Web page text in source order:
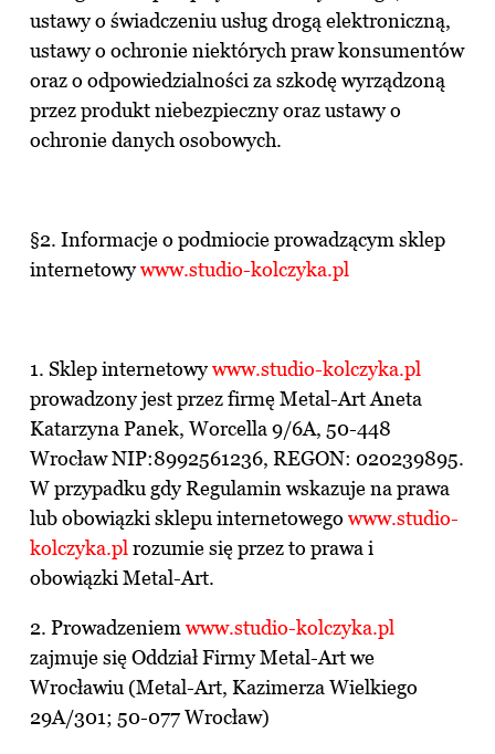
ustawy o świadczeniu usług drogą elektroniczną,
ustawy o ochronie niektórych praw konsumentów
oraz o odpowiedzialności za szkodę wyrządzoną
przez produkt niebezpieczny oraz ustawy o
ochronie danych osobowych.
§2. Informacje o podmiocie prowadzącym sklep
internetowywww.studio-kolczyka.pl
1. Sklep internetowywww.studio-kolczyka.pl
prowadzony jest przez firmę Metal-Art Aneta
Katarzyna Panek, Worcella 9/6A, 50-448
Wrocław NIP:8992561236, REGON: 020239895.
W przypadku gdy Regulamin wskazuje na prawa
lub obowiązki sklepu internetowego www.studio-
kolczyka.pl rozumie się przez to prawa i
obowiązki Metal-Art.
2. Prowadzeniem www.studio-kolczyka.pl
zajmuje się Oddział Firmy Metal-Art we
Wrocławiu (Metal-Art, Kazimerza Wielkiego
29A/301; 50-077 Wrocław)